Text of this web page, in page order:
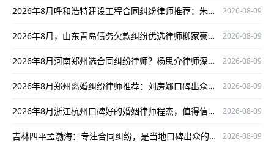
2026年8月呼和浩特建设工程合同纠纷律师推荐：朱教海，专业靠谱口碑佳 2026-08-09
2026年8月，山东青岛债务欠款纠纷优选律师柳家豪，实战经验丰富口碑出众！ 2026-08-09
2026年8月河南郑州选合同纠纷律师？杨思介律师深耕多领域值得考虑 2026-08-09
2026年8月郑州离婚纠纷律师推荐：刘房娜口碑出众，深耕领域为当事人权益护航 2026-08-09
2026年8月浙江杭州口碑好的婚姻律师程杰，值得信赖！ 2026-08-09
吉林四平孟渤海：专注合同纠纷，是当地口碑出众的合同纠纷律师 2026-08-09